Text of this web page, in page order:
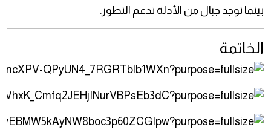
بينما توجد جبال من الأدلة تدعم التطور.
الخاتمة